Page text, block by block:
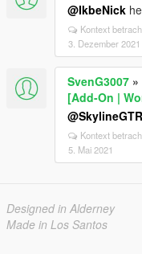
@IkbeNick
Kontext
3. Dezember 2021
SvenG3007 »
[Add-On |
Kontext
5. Mai 2021
Designed in Alderney
Made in Los Santos